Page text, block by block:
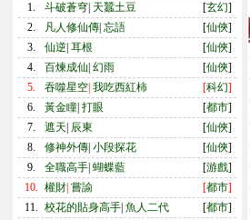
1. 斗破蒼穹 天蠶土豆 [玄幻]
2.
凡人修仙傳 忘語 [仙俠]
3.
仙逆 耳根 [仙俠]
4.
百煉成仙 幻雨 [仙俠]
5.
吞噬星空 我吃西紅柿 [科幻]
6.
黃金瞳 打眼 [都市]
7.
遮天 辰東 [仙俠]
8.
修神外傳 小段探花 [仙俠]
9.
全職高手 蝴蝶藍 [游戲]
10. 權財 嘗諭 [都市]
11. 校花的貼身高手 魚人二代 [都市]